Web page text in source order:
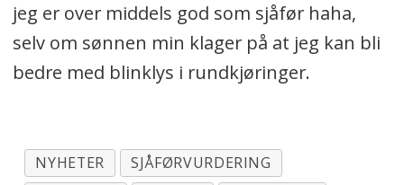
jeg er over middels god som sjåfør haha,
selv om sønnen min klager på at jeg kan bli
bedre med blinklys i rundkjøringer.
NYHETER
SJÅFØRVURDERING